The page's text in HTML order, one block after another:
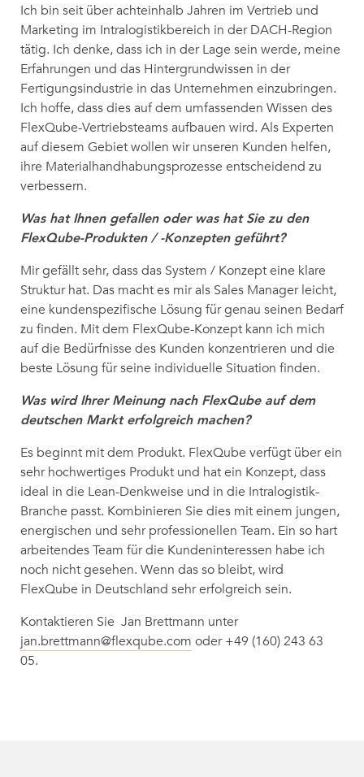
Ich bin seit über achteinhalb Jahren im Vertrieb und
Marketing im Intralogistikbereich in der DACH-Region
tätig. Ich denke, dass ich in der Lage sein werde, meine
Erfahrungen und das Hintergrundwissen in der
Fertigungsindustrie in das Unternehmen einzubringen.
Ich hoffe, dass dies auf dem umfassenden Wissen des
FlexQube-Vertriebsteams aufbauen wird. Als Experten
auf diesem Gebiet wollen wir unseren Kunden helfen,
ihre Materialhandhabungsprozesse entscheidend zu
verbessern.
Was hat Ihnen gefallen oder was hat Sie zu den
FlexQube-Produkten / -Konzepten geführt?
Mir gefällt sehr, dass das System / Konzept eine klare
Struktur hat. Das macht es mir als Sales Manager leicht,
eine kundenspezifische Lösung für genau seinen Bedarf
zu finden. Mit dem FlexQube-Konzept kann ich mich
auf die Bedürfnisse des Kunden konzentrieren und die
beste Lösung für seine individuelle Situation finden.
Was wird Ihrer Meinung nach FlexQube auf dem
deutschen Markt erfolgreich machen?
Es beginnt mit dem Produkt. FlexQube verfügt über ein
sehr hochwertiges Produkt und hat ein Konzept, dass
ideal in die Lean-Denkweise und in die Intralogistik-
Branche passt. Kombinieren Sie dies mit einem jungen,
energischen und sehr professionellen Team. Ein so hart
arbeitendes Team für die Kundeninteressen habe ich
noch nicht gesehen. Wenn das so bleibt, wird
FlexQube in Deutschland sehr erfolgreich sein.
Kontaktieren Sie Jan Brettmann unter
jan.brettmann@flexqube.com oder +49 (160) 243 63
05.